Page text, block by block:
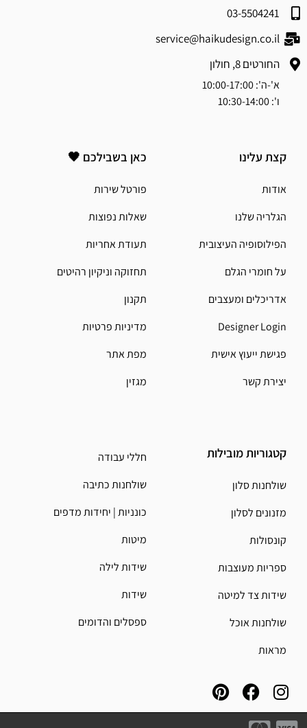
03-5504241
service@haikudesign.co.il
החורטים 8, חולון
א'-ה': 10:00-17:00
ו': 10:30-14:00
קצת עלינו
אודות
הגלריה שלנו
הפילוסופיה העיצובית
על חומרי הגלם
אדריכלים ומעצבים
Designer Login
פגישת ייעוץ אישית
יצירת קשר
קטגוריות מובילות
שולחנות סלון
מזנונים לסלון
קונסולות
ספריות מעוצבות
שידות צד למיטה
שולחנות אוכל
מראות
כאן בשבילכם 🖤
פורטל שירות
שאלות נפוצות
תעודת אחריות
תחזוקה וניקיון רהיטים
תקנון
מדיניות פרטיות
מפת אתר
מגזין
חללי עבודה
שולחנות כתיבה
כונניות | יחידות מדפים
מיטות
שידות לילה
שידות
ספסלים והדומים